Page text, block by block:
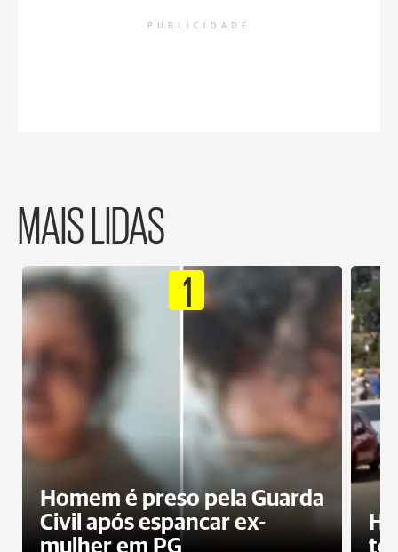
PUBLICIDADE
MAIS LIDAS
1
Homem é preso pela Guarda
Civil após espancar ex-
mulher em PG